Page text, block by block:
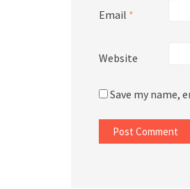
Email *
Website
Save my name,